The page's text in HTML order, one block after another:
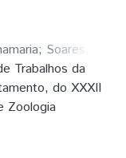
; Soares,
Hermes
Ribeiro;
Neto,
Trabalhos da
do XXXII
Zoologia